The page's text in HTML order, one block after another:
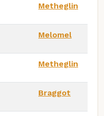
Metheglin
Melomel
Metheglin
Braggot